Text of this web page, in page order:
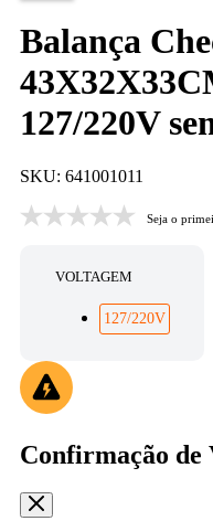
Balança
127/220V
SKU: 641001011
Seja o
VOLTAGEM
127/220V
Confirmação de